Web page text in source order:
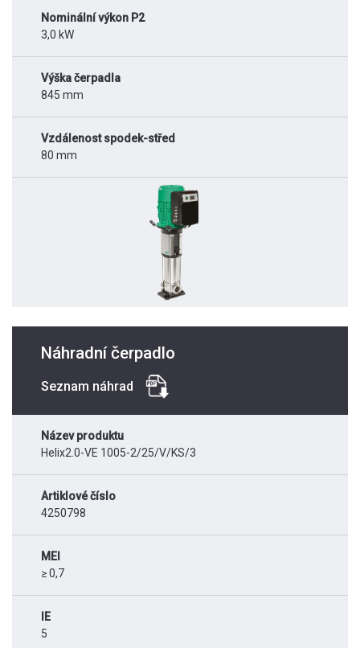
Nominální výkon P2
3,0 kW
Výška čerpadla
845 mm
Vzdálenost spodek-střed
80 mm
Náhradní čerpadlo
Seznam náhrad
Název produktu
Helix2.0-VE 1005-2/25/V/KS/3
Artiklové číslo
4250798
MEI
≥ 0,7
IE
5